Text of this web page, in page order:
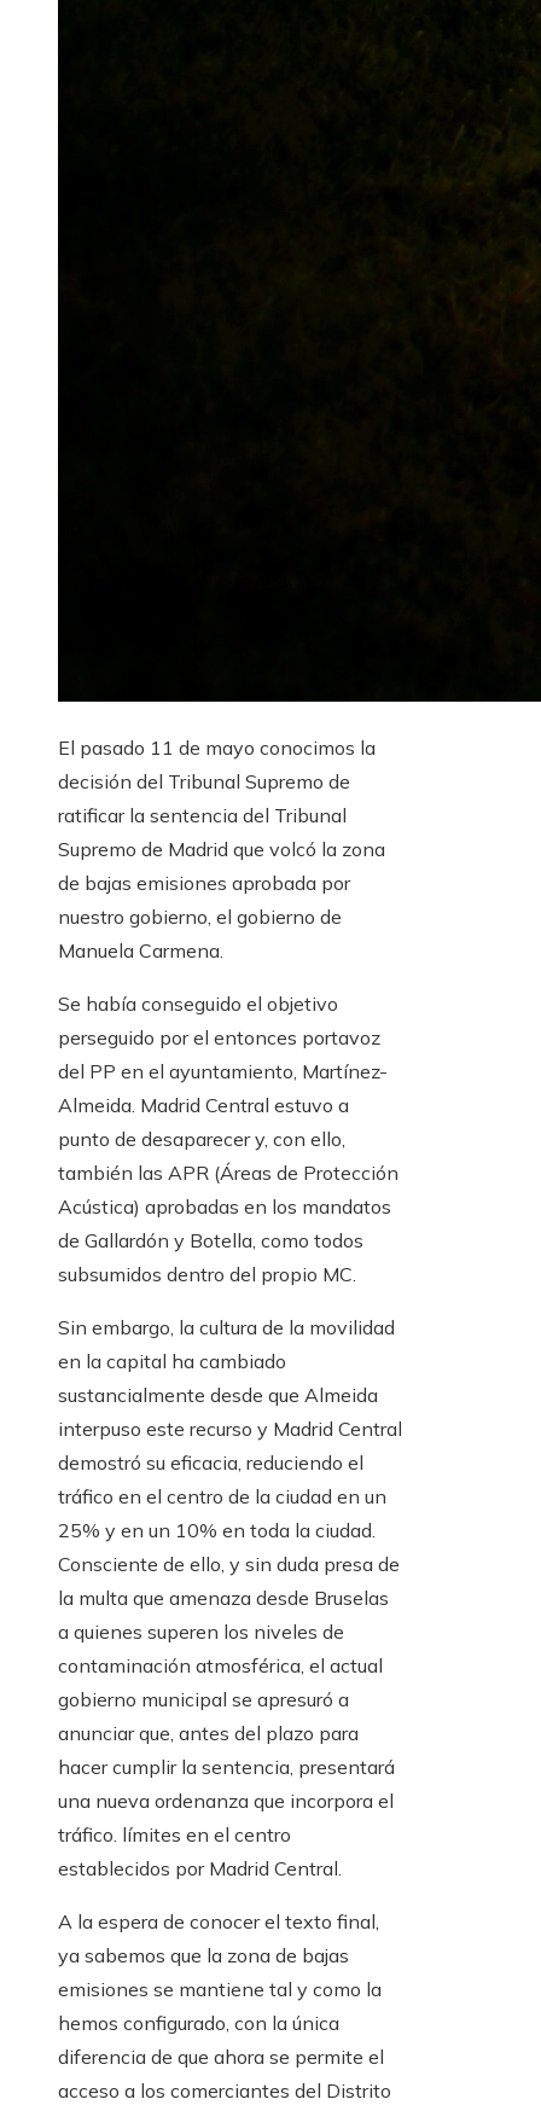
El pasado 11 de mayo conocimos la
decisión del Tribunal Supremo de
ratificar la sentencia del Tribunal
Supremo de Madrid que volcó la zona
de bajas emisiones aprobada por
nuestro gobierno, el gobierno de
Manuela Carmena.
Se había conseguido el objetivo
perseguido por el entonces portavoz
del PP en el ayuntamiento, Martínez-
Almeida. Madrid Central estuvo a
punto de desaparecer y, con ello,
también las APR (Áreas de Protección
Acústica) aprobadas en los mandatos
de Gallardón y Botella, como todos
subsumidos dentro del propio MC.
Sin embargo, la cultura de la movilidad
en la capital ha cambiado
sustancialmente desde que Almeida
interpuso este recurso y Madrid Central
demostró su eficacia, reduciendo el
tráfico en el centro de la ciudad en un
25% y en un 10% en toda la ciudad.
Consciente de ello, y sin duda presa de
la multa que amenaza desde Bruselas
a quienes superen los niveles de
contaminación atmosférica, el actual
gobierno municipal se apresuró a
anunciar que, antes del plazo para
hacer cumplir la sentencia, presentará
una nueva ordenanza que incorpora el
tráfico. límites en el centro
establecidos por Madrid Central.
A la espera de conocer el texto final,
ya sabemos que la zona de bajas
emisiones se mantiene tal y como la
hemos configurado, con la única
diferencia de que ahora se permite el
acceso a los comerciantes del Distrito